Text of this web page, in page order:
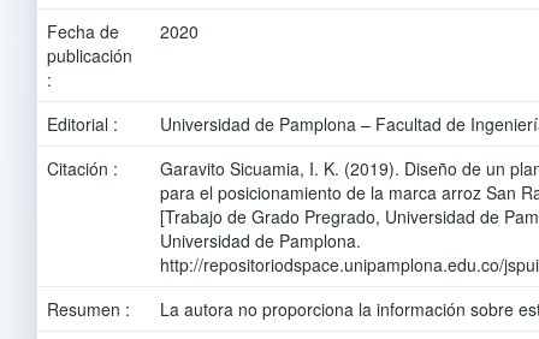
Fecha de
publicación
:
2020
Editorial :
Universidad de Pamplona – Facultad de
Citación :
Garavito Sicuamia, I. K. (2019). Diseño de un
para el posicionamiento de la marca arroz San
[Trabajo de Grado Pregrado, Universidad de
Universidad de Pamplona.
http://repositoriodspace.unipamplona.edu.co/
Resumen :
La autora no proporciona la información sobre